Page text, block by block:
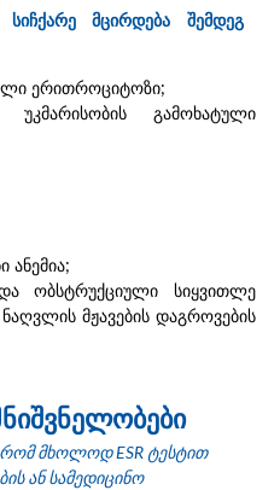
მცირდება შემდეგ
ერითროციტოზი;
უკმარისობის გამოხატული
ანემია;
ობსტრუქციული სიყვითლე
მჟავების დაგროვების
რომ მხოლოდ ESR ტესტით
ან სამედიცინო